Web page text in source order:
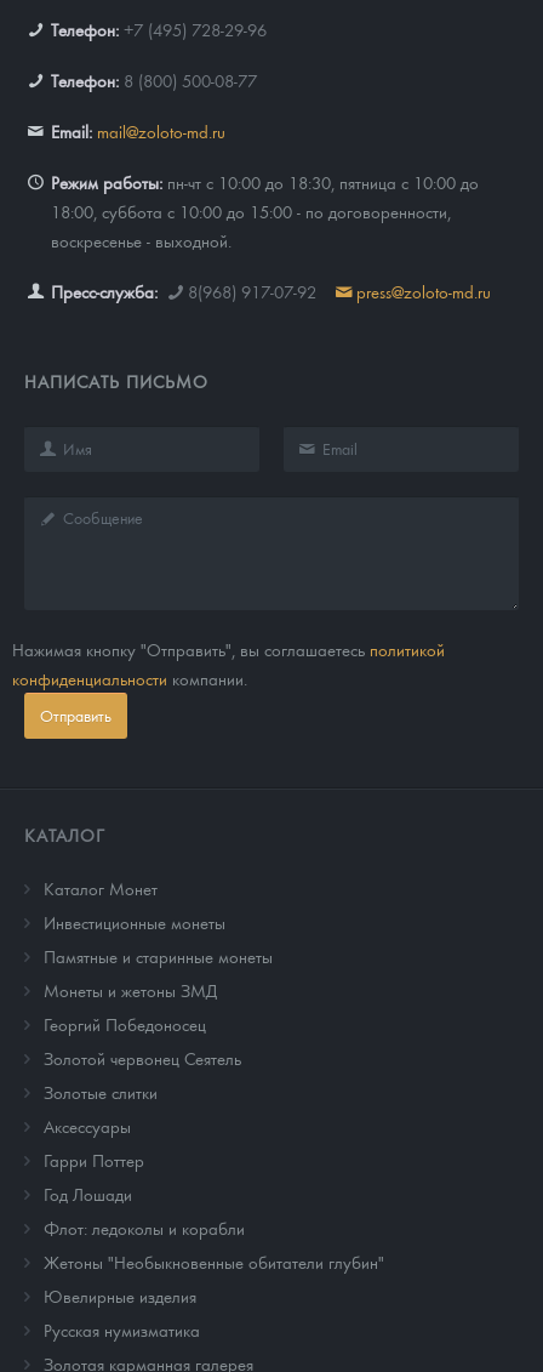
Телефон: +7 (495) 728-29-96
Телефон: 8 (800) 500-08-77
Email: mail@zoloto-md.ru
Режим работы: пн-чт с 10:00 до 18:30, пятница с 10:00 до
18:00, суббота с 10:00 до 15:00 - по договоренности,
воскресенье - выходной.
Пресс-служба: 8(968) 917-07-92 press@zoloto-md.ru
НАПИСАТЬ ПИСЬМО
Нажимая кнопку "Отправить", вы соглашаетесь политикой
конфиденциальности компании.
Отправить
КАТАЛОГ
Каталог Монет
Инвестиционные монеты
Памятные и старинные монеты
Монеты и жетоны ЗМД
Георгий Победоносец
Золотой червонец Сеятель
Золотые слитки
Аксессуары
Гарри Поттер
Год Лошади
Флот: ледоколы и корабли
Жетоны "Необыкновенные обитатели глубин"
Ювелирные изделия
Русская нумизматика
Золотая карманная галерея